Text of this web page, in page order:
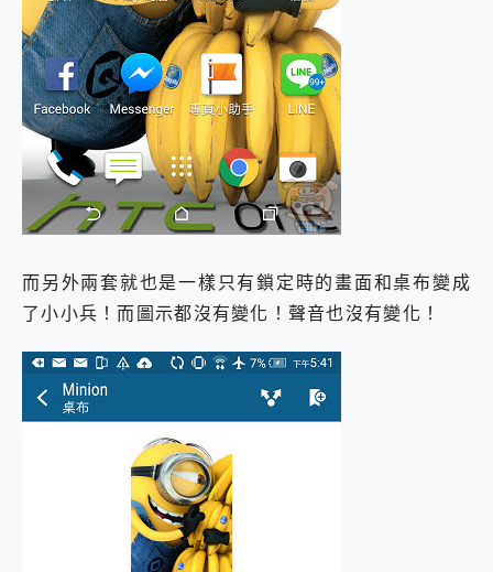
而另外兩套就也是一樣只有鎖定時的畫面和桌布變成
了小小兵！而圖示都沒有變化！聲音也沒有變化！